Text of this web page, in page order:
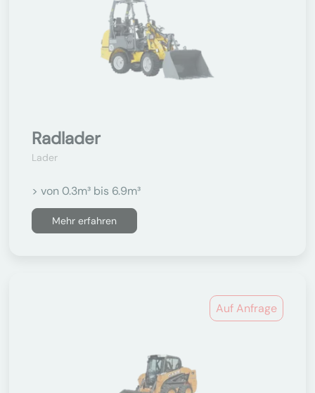
Radlader
Lader
> von 0.3m³ bis 6.9m³
Mehr erfahren
Auf Anfrage